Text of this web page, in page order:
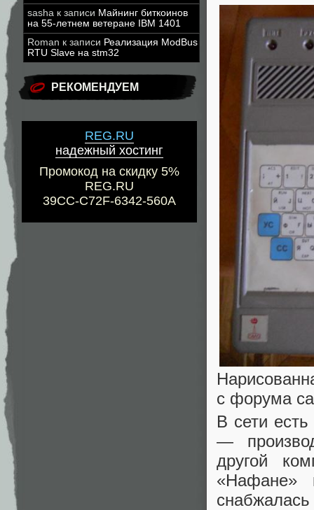
sasha к записи Майнинг биткоинов
на 55-летнем ветеране IBM 1401
Roman к записи Реализация ModBus
RTU Slave на stm32
РЕКОМЕНДУЕМ
REG.RU
надежный хостинг
Промокод на скидку 5%
REG.RU
39CC-C72F-6342-560A
с форума
В сети
—
другой
«Нафане»
снабжалась